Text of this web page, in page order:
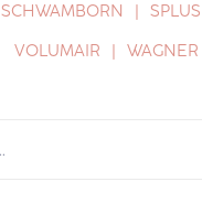
SCHWAMBORN
SPLUS
VOLUMAIR
WAGNER